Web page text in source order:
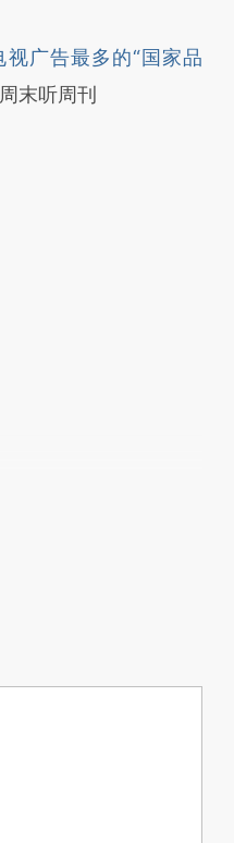
广告最多的“国家品
末听周刊